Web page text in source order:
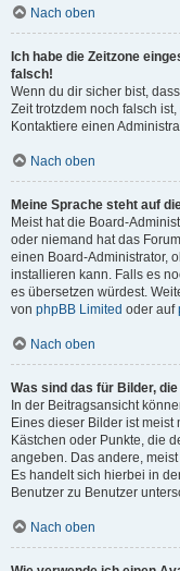
Nach oben
Ich habe die Zeitzone
falsch!
Wenn du dir sicher bist,
Zeit trotzdem noch falsch
Kontaktiere einen
Nach oben
Meine Sprache steht auf
Meist hat die Board-
oder niemand hat das
einen Board-Administrator,
installieren kann. Falls es
es übersetzen würdest.
von phpBB Limited oder auf
Nach oben
Was sind das für Bilder,
In der Beitragsansicht
Eines dieser Bilder ist meist
Kästchen oder Punkte, die
angeben. Das andere,
Es handelt sich hierbei in
Benutzer zu Benutzer
Nach oben